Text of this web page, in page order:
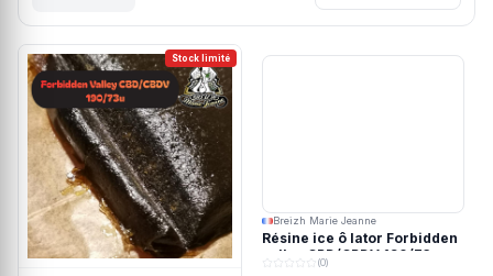
Stock limité
Breizh Marie Jeanne
Résine ice ô lator Forbidden
valley CBD/CBDV 190/73u
(0)